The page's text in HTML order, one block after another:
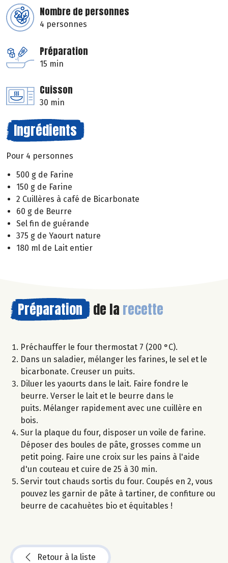
Nombre de personnes
4 personnes
Préparation
15 min
Cuisson
30 min
Ingrédients
Pour 4 personnes
500 g de Farine
150 g de Farine
2 Cuillères à café de Bicarbonate
60 g de Beurre
Sel fin de guérande
375 g de Yaourt nature
180 ml de Lait entier
Préparation de la recette
Préchauffer le four thermostat 7 (200 °C).
Dans un saladier, mélanger les farines, le sel et le
bicarbonate. Creuser un puits.
Diluer les yaourts dans le lait. Faire fondre le
beurre. Verser le lait et le beurre dans le
puits. Mélanger rapidement avec une cuillère en
bois.
Sur la plaque du four, disposer un voile de farine.
Déposer des boules de pâte, grosses comme un
petit poing. Faire une croix sur les pains à l'aide
d'un couteau et cuire de 25 à 30 min.
Servir tout chauds sortis du four. Coupés en 2, vous
pouvez les garnir de pâte à tartiner, de confiture ou
beurre de cacahuètes bio et équitables !
Retour à la liste